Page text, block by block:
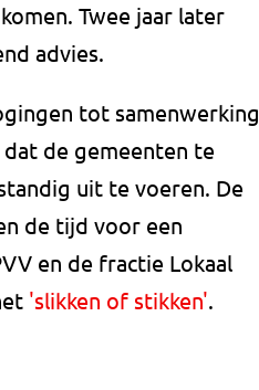
Twee jaar later
advies.
tot samenwerking
de gemeenten te
uit te voeren. De
de tijd voor een
en de fractie Lokaal
'slikken of stikken'.